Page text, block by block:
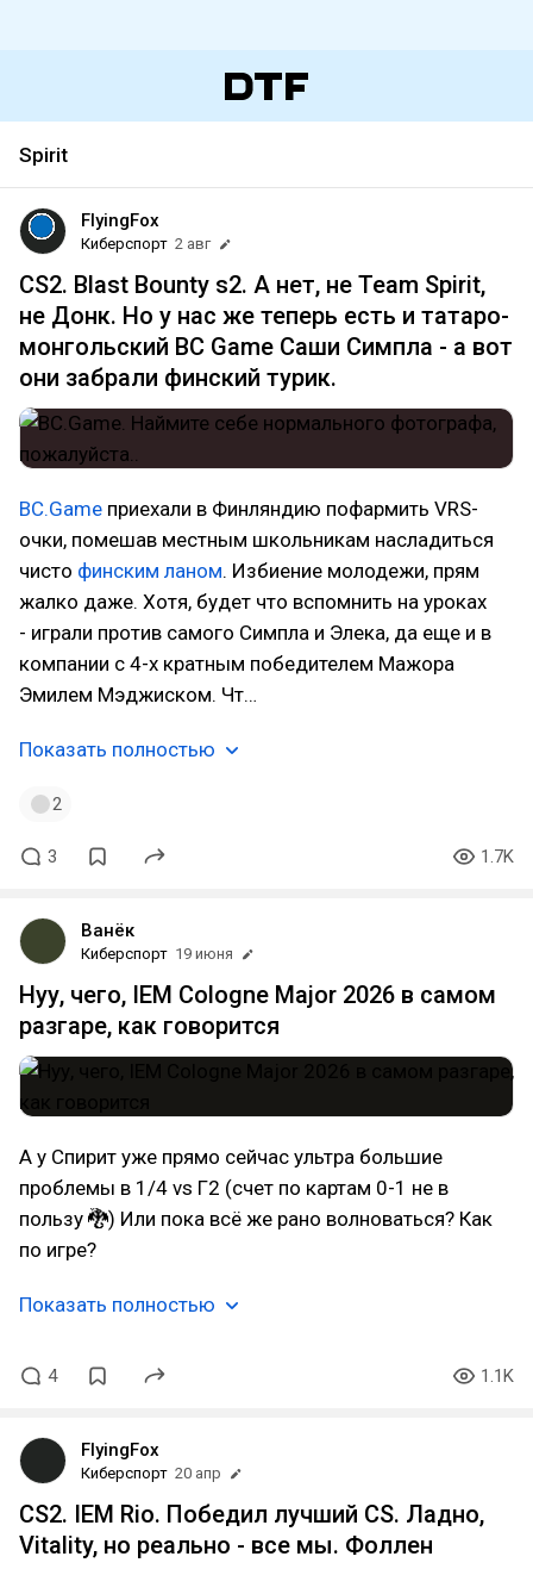
Spirit
FlyingFox
Киберспорт 2 авг
CS2. Blast Bounty s2. А нет, не Team Spirit,
не Донк. Но у нас же теперь есть и татаро-
монгольский BC Game Саши Симпла - а вот
они забрали финский турик.
BC.Game приехали в Финляндию пофармить VRS-
очки, помешав местным школьникам насладиться
чисто финским ланом. Избиение молодежи, прям
жалко даже. Хотя, будет что вспомнить на уроках
- играли против самого Симпла и Элека, да еще и в
компании с 4-х кратным победителем Мажора
Эмилем Мэджиском. Чт…
Показать полностью
2
3 1.7K
Ванёк
Киберспорт 19 июня
Нуу, чего, IEM Cologne Major 2026 в самом
разгаре, как говорится
А у Спирит уже прямо сейчас ультра большие
проблемы в 1/4 vs Г2 (счет по картам 0-1 не в
пользу 🐉) Или пока всё же рано волноваться? Как
по игре?
Показать полностью
4 1.1K
FlyingFox
Киберспорт 20 апр
CS2. IEM Rio. Победил лучший CS. Ладно,
Vitality, но реально - все мы. Фоллен